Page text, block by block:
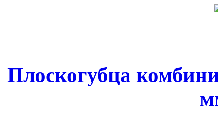
Плоскогубца